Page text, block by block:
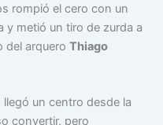
rompió el cero con un
y metió un tiro de zurda a
del arqueroThiago
un centro desde la
convertir, pero